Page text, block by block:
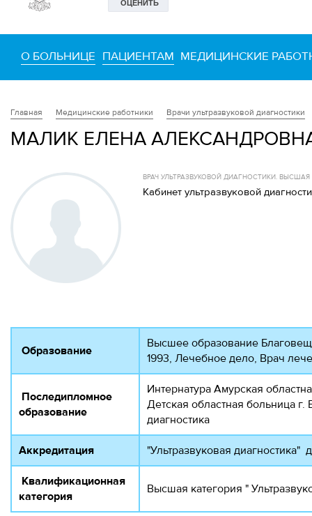
О БОЛЬНИЦЕ ПАЦИЕНТАМ МЕДИЦИНСКИЕ
Главная Медицинские работники Врачи ультразвуковой диагностики
МАЛИК ЕЛЕНА
ВРАЧ УЛЬТРАЗВУКОВОЙ ДИАГНОСТИКИ.
Кабинет ультразвуковой
Образование
Высшее образование
1993, Лечебное дело, Врач
Последипломное
образование
Интернатура Амурская
Детская областная больница г.
диагностика
Аккредитация "Ультразвуковая диагностика"
Квалификационная
категория
Высшая категория "